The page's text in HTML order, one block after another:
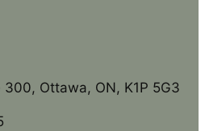
Ottawa, ON, K1P 5G3